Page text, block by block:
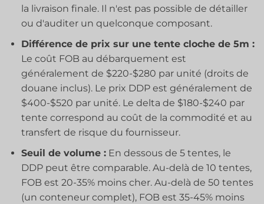
la livraison finale. Il n'est pas possible de détailler
ou d'auditer un quelconque composant.
Différence de prix sur une tente cloche de 5m :
Le coût FOB au débarquement est
généralement de $220-$280 par unité (droits de
douane inclus). Le prix DDP est généralement de
$400-$520 par unité. Le delta de $180-$240 par
tente correspond au coût de la commodité et au
transfert de risque du fournisseur.
Seuil de volume : En dessous de 5 tentes, le
DDP peut être comparable. Au-delà de 10 tentes,
FOB est 20-35% moins cher. Au-delà de 50 tentes
(un conteneur complet), FOB est 35-45% moins